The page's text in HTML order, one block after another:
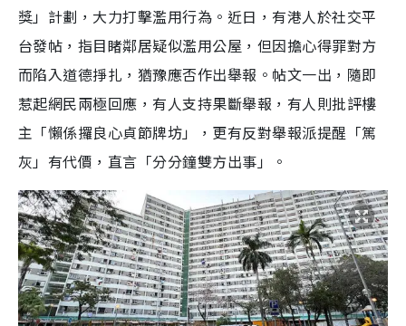
獎」計劃，大力打擊濫用行為。近日，有港人於社交平
台發帖，指目睹鄰居疑似濫用公屋，但因擔心得罪對方
而陷入道德掙扎，猶豫應否作出舉報。帖文一出，隨即
惹起網民兩極回應，有人支持果斷舉報，有人則批評樓
主「懶係攞良心貞節牌坊」，更有反對舉報派提醒「篤
灰」有代價，直言「分分鐘雙方出事」。